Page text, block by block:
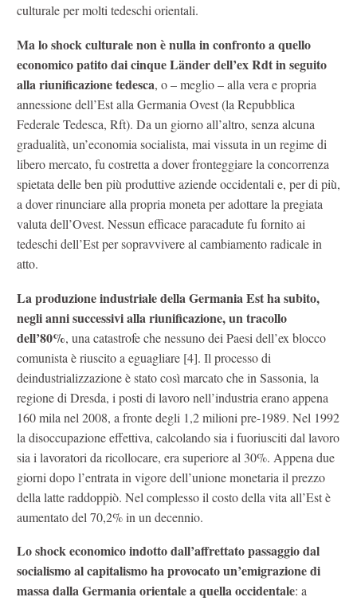
culturale per molti tedeschi orientali.
Ma lo shock culturale non è nulla in confronto a quello
economico patito dai cinque Länder dell’ex Rdt in seguito
alla riunificazione tedesca, o – meglio – alla vera e propria
annessione dell’Est alla Germania Ovest (la Repubblica
Federale Tedesca, Rft). Da un giorno all’altro, senza alcuna
gradualità, un’economia socialista, mai vissuta in un regime di
libero mercato, fu costretta a dover fronteggiare la concorrenza
spietata delle ben più produttive aziende occidentali e, per di più,
a dover rinunciare alla propria moneta per adottare la pregiata
valuta dell’Ovest. Nessun efficace paracadute fu fornito ai
tedeschi dell’Est per sopravvivere al cambiamento radicale in
atto.
La produzione industriale della Germania Est ha subito,
negli anni successivi alla riunificazione, un tracollo
dell’80%, una catastrofe che nessuno dei Paesi dell’ex blocco
comunista è riuscito a eguagliare [4]. Il processo di
deindustrializzazione è stato così marcato che in Sassonia, la
regione di Dresda, i posti di lavoro nell’industria erano appena
160 mila nel 2008, a fronte degli 1,2 milioni pre-1989. Nel 1992
la disoccupazione effettiva, calcolando sia i fuoriusciti dal lavoro
sia i lavoratori da ricollocare, era superiore al 30%. Appena due
giorni dopo l’entrata in vigore dell’unione monetaria il prezzo
della latte raddoppiò. Nel complesso il costo della vita all’Est è
aumentato del 70,2% in un decennio.
Lo shock economico indotto dall’affrettato passaggio dal
socialismo al capitalismo ha provocato un’emigrazione di
massa dalla Germania orientale a quella occidentale: a